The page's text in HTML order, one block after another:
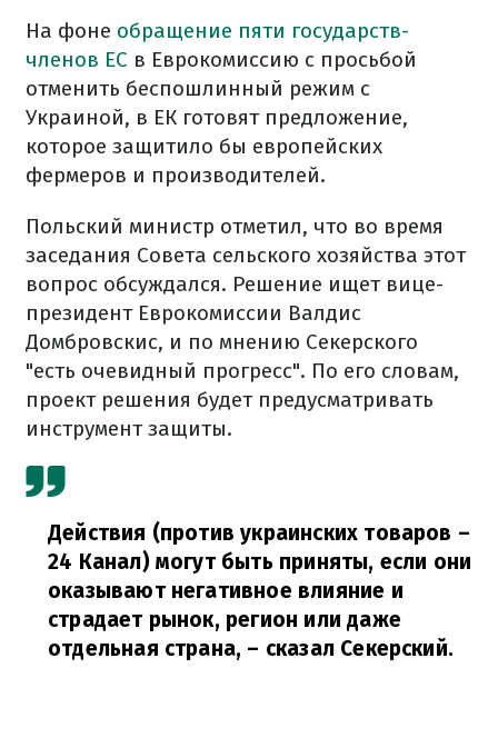
На фоне обращение пяти государств-
членов ЕС в Еврокомиссию с просьбой
отменить беспошлинный режим с
Украиной, в ЕК готовят предложение,
которое защитило бы европейских
фермеров и производителей.
Польский министр отметил, что во время
заседания Совета сельского хозяйства этот
вопрос обсуждался. Решение ищет вице-
президент Еврокомиссии Валдис
Домбровскис, и по мнению Секерского
"есть очевидный прогресс". По его словам,
проект решения будет предусматривать
инструмент защиты.
Действия (против украинских товаров –
24 Канал) могут быть приняты, если они
оказывают негативное влияние и
страдает рынок, регион или даже
отдельная страна, – сказал Секерский.